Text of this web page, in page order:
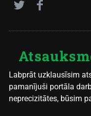
Labprāt uzklausīsim
pamanījuši portāla
neprecizitātes, būsim